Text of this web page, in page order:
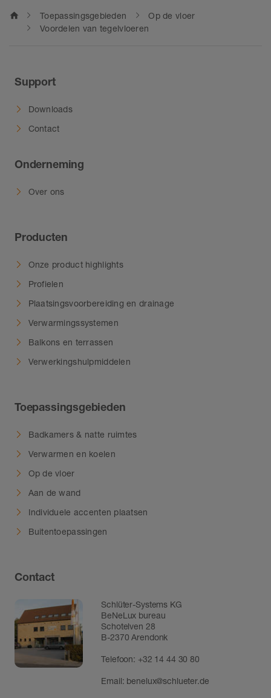
home Toepassingsgebieden
Op de vloer
Voordelen van tegelvloeren
Support
Downloads
Contact
Onderneming
Over ons
Producten
Onze product highlights
Profielen
Plaatsingsvoorbereiding en drainage
Verwarmingssystemen
Balkons en terrassen
Verwerkingshulpmiddelen
Toepassingsgebieden
Badkamers & natte ruimtes
Verwarmen en koelen
Op de vloer
Aan de wand
Individuele accenten plaatsen
Buitentoepassingen
Contact
Schlüter-Systems KG
BeNeLux bureau
Schotelven 28
B-2370 Arendonk
Telefoon: +32 14 44 30 80
Email: benelux@schlueter.de